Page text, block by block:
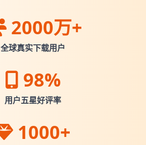
2000万+
全球真实下载用户
98%
用户五星好评率
1000+